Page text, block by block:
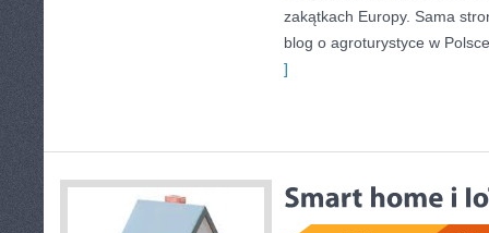
zakątkach Europy. Sama
blog o agroturystyce w
]